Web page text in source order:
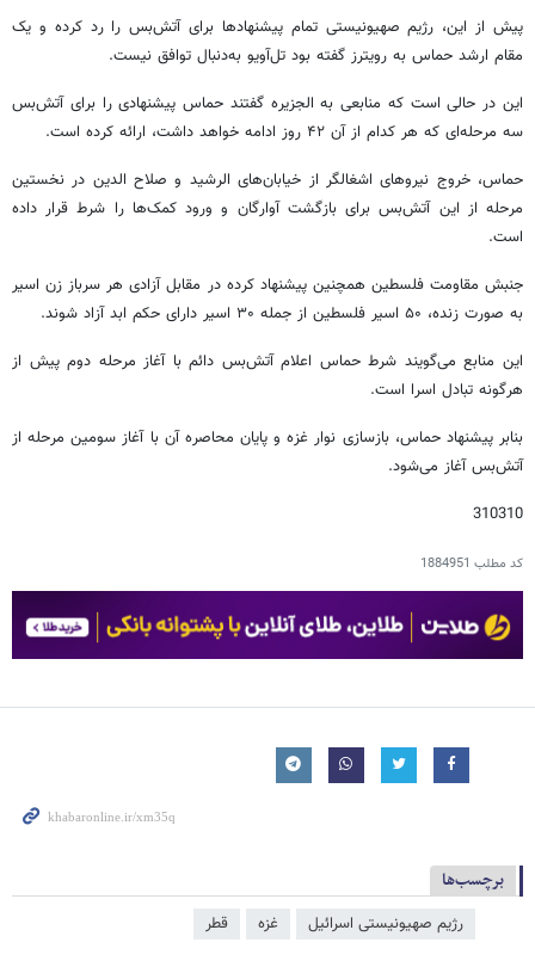
پیش از این، رژیم صهیونیستی تمام پیشنهادها برای آتش‌بس را رد کرده و یک
مقام ارشد حماس به رویترز گفته بود تل‌آویو به‌دنبال توافق نیست.
این در حالی است که منابعی به الجزیره گفتند حماس پیشنهادی را برای آتش‌بس
سه مرحله‌ای که هر کدام از آن ۴۲ روز ادامه خواهد داشت، ارائه کرده است.
حماس، خروج نیروهای اشغالگر از خیابان‌های الرشید و صلاح الدین در نخستین
مرحله از این آتش‌بس برای بازگشت آوارگان و ورود کمک‌ها را شرط قرار داده
است.
جنبش مقاومت فلسطین همچنین پیشنهاد کرده در مقابل آزادی هر سرباز زن اسیر
به صورت زنده، ۵۰ اسیر فلسطین از جمله ۳۰ اسیر دارای حکم ابد آزاد شوند.
این منابع می‌گویند شرط حماس اعلام آتش‌بس دائم با آغاز مرحله دوم پیش از
هرگونه تبادل اسرا است.
بنابر پیشنهاد حماس، بازسازی نوار غزه و پایان محاصره آن با آغاز سومین مرحله از
آتش‌بس آغاز می‌شود.
310310
کد مطلب 1884951
برچسب‌ها
رژیم صهیونیستی اسرائیل غزه قطر